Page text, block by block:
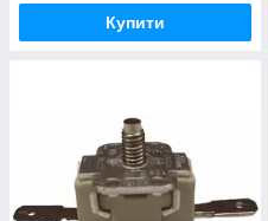
Купити